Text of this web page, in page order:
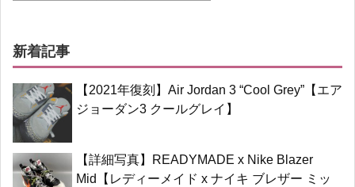
新着記事
【2021年復刻】Air Jordan 3 “Cool Grey”【エア
ジョーダン3 クールグレイ】
【詳細写真】READYMADE x Nike Blazer
Mid【レディーメイド x ナイキ ブレザー ミッ